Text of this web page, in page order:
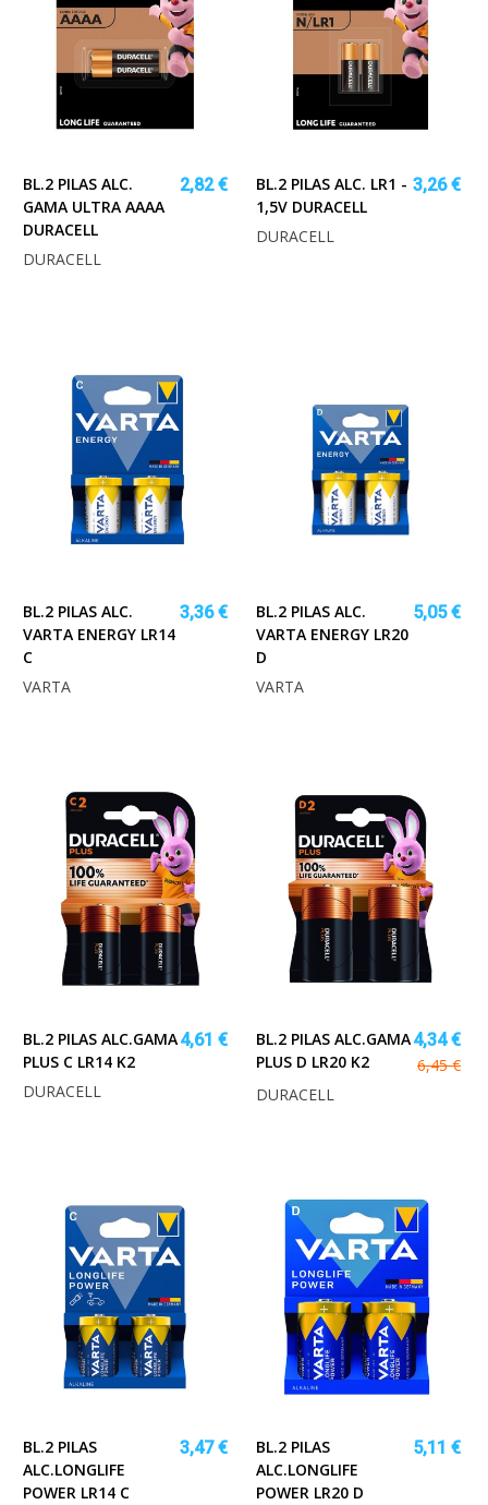
BL.2 PILAS ALC.
GAMA ULTRA AAAA
DURACELL
2,82 €
DURACELL
BL.2 PILAS ALC. LR1 -
1,5V DURACELL
3,26 €
DURACELL
BL.2 PILAS ALC.
VARTA ENERGY LR14
C
3,36 €
VARTA
BL.2 PILAS ALC.
VARTA ENERGY LR20
D
5,05 €
VARTA
BL.2 PILAS ALC.GAMA
PLUS C LR14 K2
4,61 €
DURACELL
BL.2 PILAS ALC.GAMA
PLUS D LR20 K2
4,34 €
6,45 €
DURACELL
BL.2 PILAS
ALC.LONGLIFE
POWER LR14 C
3,47 €
BL.2 PILAS
ALC.LONGLIFE
POWER LR20 D
5,11 €